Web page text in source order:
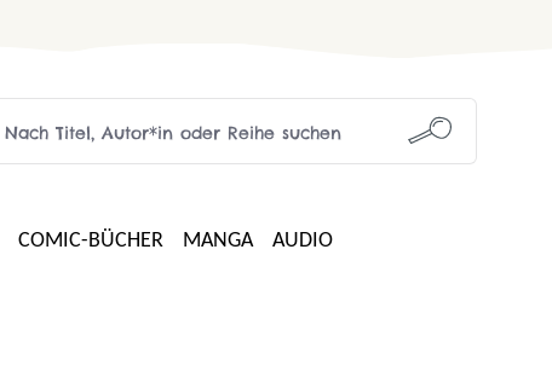
COMIC-BÜCHER MANGA AUDIO